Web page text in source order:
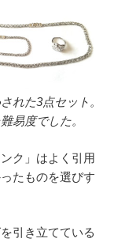
れた3点セット。
易度でした。
ク」はよく引用
たものを選びす
引き立てている